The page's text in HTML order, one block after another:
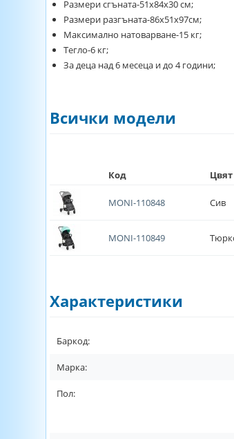
Размери сгъната-51x84x30 см;
Размери разгъната-86x51x97см;
Максимално натоварване-15 кг;
Тегло-6 кг;
За деца над 6 месеца и до 4 години;
Всички модели
Код Цвят
MONI-110848 Сив
MONI-110849
Характеристики
Баркод:
Марка:
Пол: